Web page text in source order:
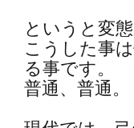
というと変
こうした事
る事です。
普通、普通。